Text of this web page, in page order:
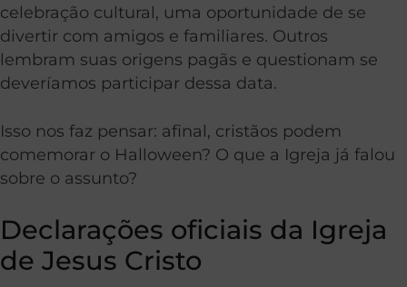
celebração cultural, uma oportunidade de se
divertir com amigos e familiares. Outros
lembram suas origens pagãs e questionam se
deveríamos participar dessa data.
Isso nos faz pensar: afinal, cristãos podem
comemorar o Halloween? O que a Igreja já falou
sobre o assunto?
Declarações oficiais da Igreja
de Jesus Cristo